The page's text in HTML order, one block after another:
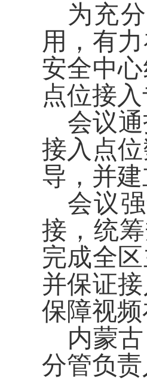
为充
用，有
安全中
点位接
会议
接入点
导，并
会议
接，统
完成全
并保证
保障视频
内蒙
分管负